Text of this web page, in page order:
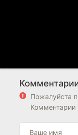
Пожалуйста